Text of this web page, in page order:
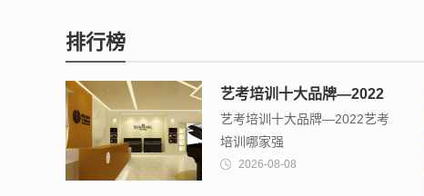
排行榜
艺考培训十大品牌—2022
艺考培训哪家强
艺考培训十大品牌—2022艺考
培训哪家强
2026-08-08